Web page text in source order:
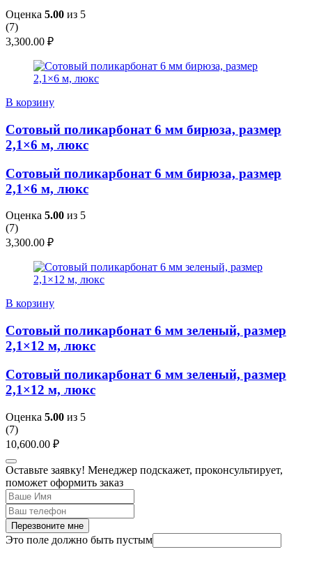
Оценка 5.00 из 5
(7)
3,300.00 ₽
В корзину
Сотовый поликарбонат 6 мм бирюза, размер
2,1×6 м, люкс
Сотовый поликарбонат 6 мм бирюза, размер
2,1×6 м, люкс
Оценка 5.00 из 5
(7)
3,300.00 ₽
В корзину
Сотовый поликарбонат 6 мм зеленый, размер
2,1×12 м, люкс
Сотовый поликарбонат 6 мм зеленый, размер
2,1×12 м, люкс
Оценка 5.00 из 5
(7)
10,600.00 ₽
Оставьте заявку! Менеджер подскажет, проконсультирует,
поможет оформить заказ
Перезвоните мне
Это поле должно быть пустым